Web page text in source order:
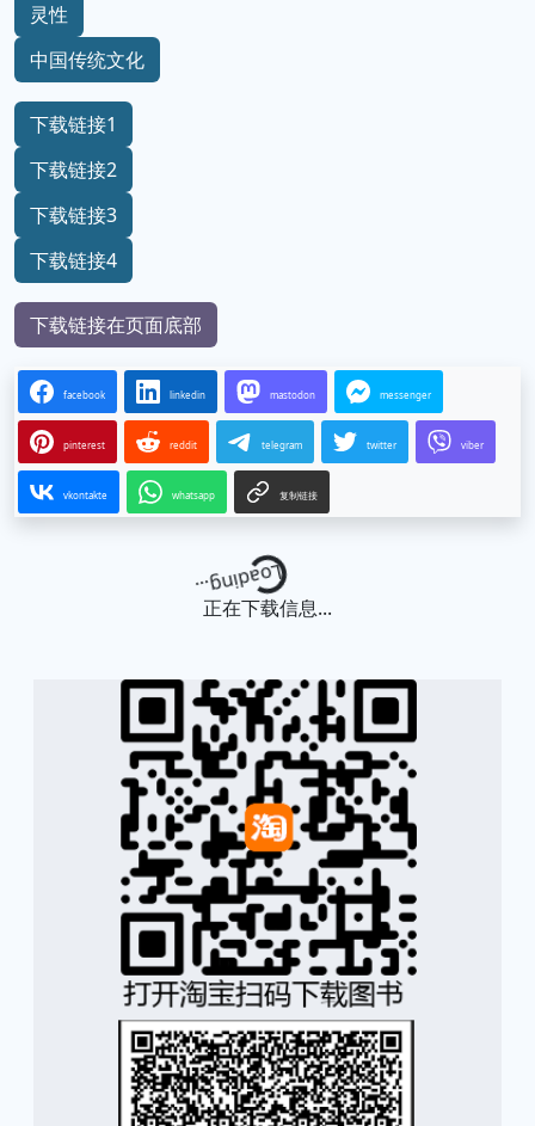
灵性
中国传统文化
下载链接1
下载链接2
下载链接3
下载链接4
下载链接在页面底部
facebook linkedin mastodon messenger
pinterest reddit telegram twitter viber
vkontakte whatsapp 复制链接
Loading...
正在下载信息...